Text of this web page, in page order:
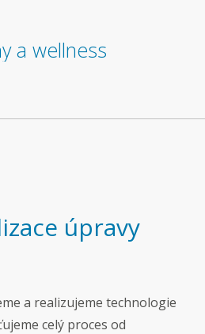
a wellness
úpravy
a realizujeme technologie
celý proces od